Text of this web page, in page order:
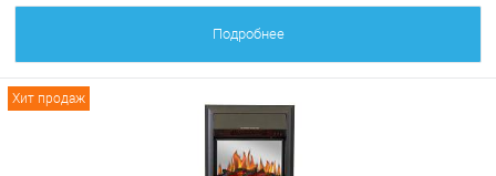
Подробнее
Хит продаж